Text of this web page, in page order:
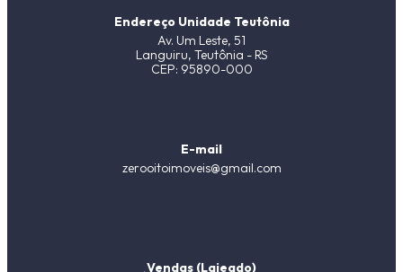
Endereço Unidade Teutônia
Av. Um Leste, 51
Languiru, Teutônia - RS
CEP: 95890-000
E-mail
zerooitoimoveis@gmail.com
Vendas (Lajeado)